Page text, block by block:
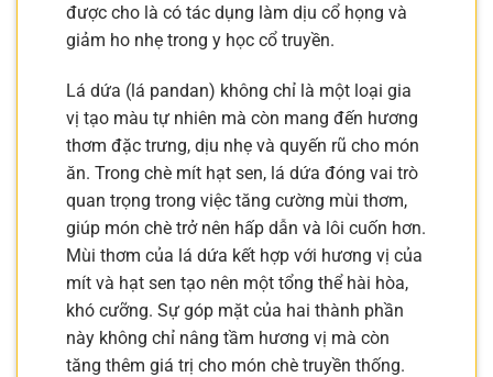
được cho là có tác dụng làm dịu cổ họng và
giảm ho nhẹ trong y học cổ truyền.
Lá dứa (lá pandan) không chỉ là một loại gia
vị tạo màu tự nhiên mà còn mang đến hương
thơm đặc trưng, dịu nhẹ và quyến rũ cho món
ăn. Trong chè mít hạt sen, lá dứa đóng vai trò
quan trọng trong việc tăng cường mùi thơm,
giúp món chè trở nên hấp dẫn và lôi cuốn hơn.
Mùi thơm của lá dứa kết hợp với hương vị của
mít và hạt sen tạo nên một tổng thể hài hòa,
khó cưỡng. Sự góp mặt của hai thành phần
này không chỉ nâng tầm hương vị mà còn
tăng thêm giá trị cho món chè truyền thống.